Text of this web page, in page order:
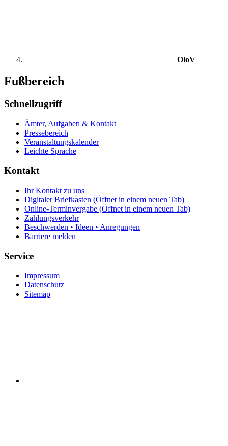
OloV
Fußbereich
Schnellzugriff
Ämter, Aufgaben & Kontakt
Pressebereich
Veranstaltungskalender
Leichte Sprache
Kontakt
Ihr Kontakt zu uns
Digitaler Briefkasten (Öffnet in einem neuen Tab)
Online-Terminvergabe (Öffnet in einem neuen Tab)
Zahlungsverkehr
Beschwerden • Ideen • Anregungen
Barriere melden
Service
Impressum
Datenschutz
Sitemap